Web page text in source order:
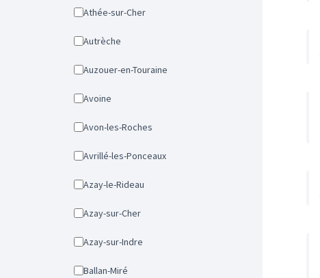
Athée-sur-Cher
Autrèche
Auzouer-en-Touraine
Avoine
Avon-les-Roches
Avrillé-les-Ponceaux
Azay-le-Rideau
Azay-sur-Cher
Azay-sur-Indre
Ballan-Miré